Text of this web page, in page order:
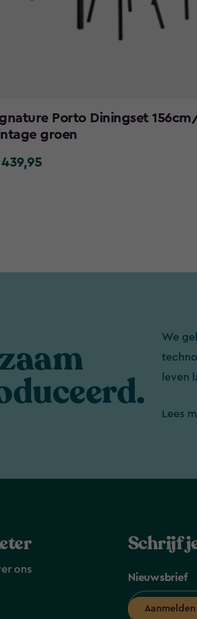
Porto Diningset
groen
We
leven
Lees
ons
Schrijf
Nieuwsbrief
Aanmelden